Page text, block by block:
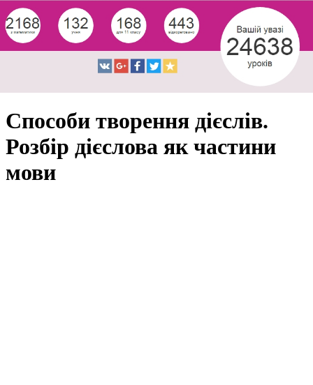
Способи творення дієслів.
Розбір дієслова як частини
мови